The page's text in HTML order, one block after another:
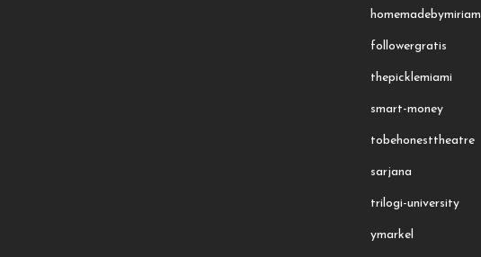
homemadebymiriam
followergratis
thepicklemiami
smart-money
tobehonesttheatre
sarjana
trilogi-university
ymarkel